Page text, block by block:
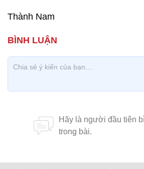
Thành Nam